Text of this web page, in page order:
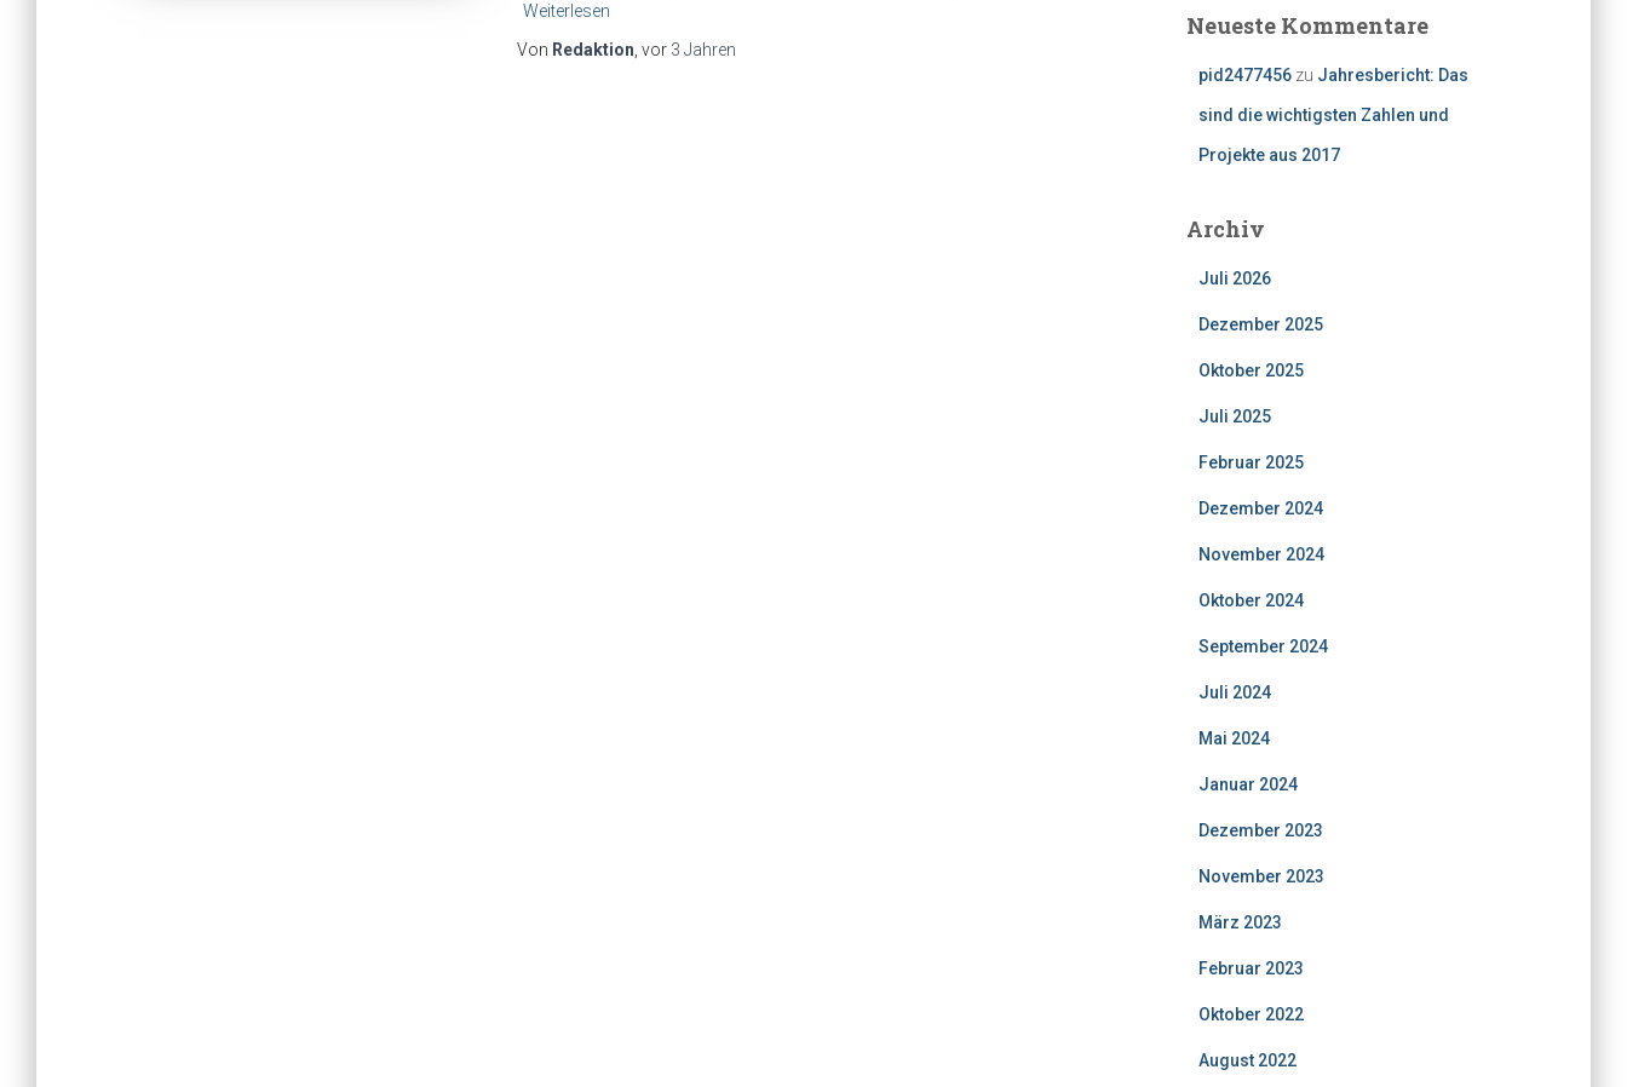
Weiterlesen
Von Redaktion , vor 3 Jahren
Neueste Kommentare
pid2477456zu Jahresbericht: Das
sind die wichtigsten Zahlen und
Projekte aus 2017
Archiv
Juli 2026
Dezember 2025
Oktober 2025
Juli 2025
Februar 2025
Dezember 2024
November 2024
Oktober 2024
September 2024
Juli 2024
Mai 2024
Januar 2024
Dezember 2023
November 2023
März 2023
Februar 2023
Oktober 2022
August 2022